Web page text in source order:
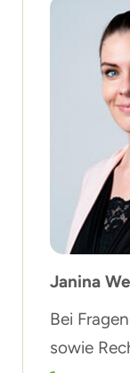
Janina
Bei
sowie